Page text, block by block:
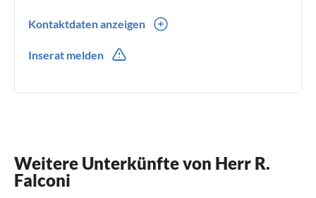
Kontaktdaten anzeigen
Inserat melden
Weitere Unterkünfte von Herr R.
Falconi